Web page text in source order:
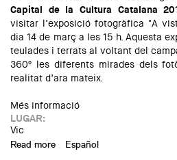
Capital de la Cultura Catalana
visitar l’exposició fotogràfica "A
dia 14 de març a les 15 h. Aquesta
teulades i terrats al voltant del
360º les diferents mirades dels
realitat d’ara mateix.
Més informació
LUGAR:
Vic
Read more about Exposició a Vic: "A
Español